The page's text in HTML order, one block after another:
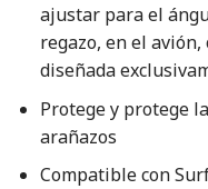
ajustar para el
regazo, en el
diseñada
Protege y protege
arañazos
Compatible con